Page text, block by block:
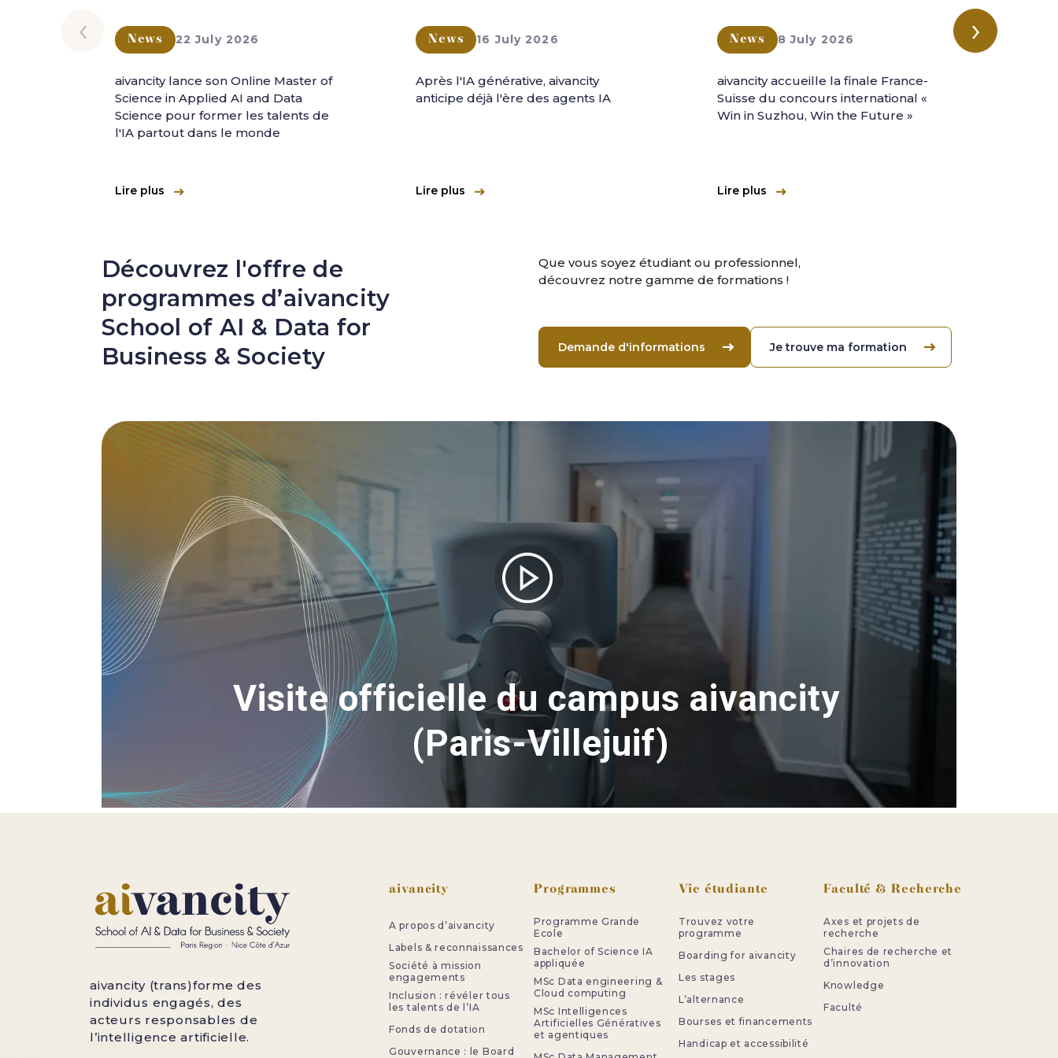
News 22 July 2026
aivancity lance son Online Master of
Science in Applied AI and Data
Science pour former les talents de
l'IA partout dans le monde
Lire plus
News 16 July 2026
Après l'IA générative, aivancity
anticipe déjà l'ère des agents IA
Lire plus
News 8 July 2026
aivancity accueille la finale France-
Suisse du concours international «
Win in Suzhou, Win the Future »
Lire plus
‹ ›
Découvrez l'offre de
programmes d’aivancity
School of AI & Data for
Business & Society
Que vous soyez étudiant ou professionnel,
découvrez notre gamme de formations !
Demande d'informations Je trouve ma formation
Image
Visite officielle du campus aivancity
(Paris-Villejuif)
aivancity (trans)forme des
individus engagés, des
acteurs responsables de
l’intelligence artificielle.
Pied de page
aivancity
A propos d’aivancity
Labels & reconnaissances
Société à mission
engagements
Inclusion : révéler tous
les talents de l’IA
Fonds de dotation
Gouvernance : le Board
Programmes
Programme Grande
Ecole
Bachelor of Science IA
appliquée
MSc Data engineering &
Cloud computing
MSc Intelligences
Artificielles Génératives
et agentiques
Vie étudiante
Trouvez votre
programme
Boarding for aivancity
Les stages
L’alternance
Bourses et financements
Handicap et accessibilité
Faculté & Recherche
Axes et projets de
recherche
Chaires de recherche et
d’innovation
Knowledge
Faculté